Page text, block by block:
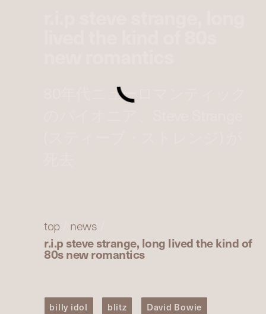
80年代ニューロマンティック
top/ news
r.i.p steve strange, long lived the kind of
80s new romantics
billy idol blitz David Bowie